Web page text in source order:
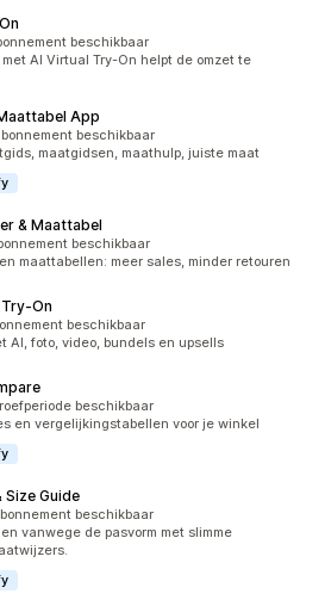
beschikbaar
met AI Virtual Try-On helpt de omzet te
App
beschikbaar
maatgidsen, maathulp, juiste maat
& Maattabel
beschikbaar
maattabellen: meer sales, minder retouren
beschikbaar
AI, foto, video, bundels en upsells
beschikbaar
en vergelijkingstabellen voor je winkel
Size Guide
beschikbaar
vanwege de pasvorm met slimme